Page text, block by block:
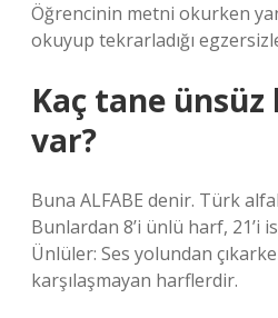
Öğrencinin metni okurken
okuyup tekrarladığı
Kaç tane
var?
Buna ALFABE denir. Türk
Bunlardan 8’i ünlü harf, 21’i
Ünlüler: Ses yolundan
karşılaşmayan harflerdir.